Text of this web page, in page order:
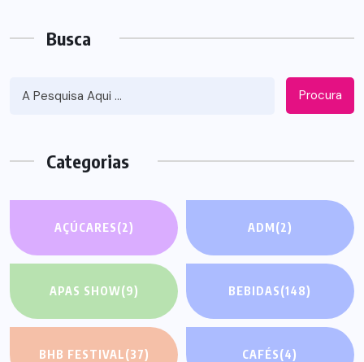
Busca
Procura
Categorias
AÇÚCARES(2) ADM(2)
APAS SHOW(9) BEBIDAS(148)
BHB FESTIVAL(37) CAFÉS(4)